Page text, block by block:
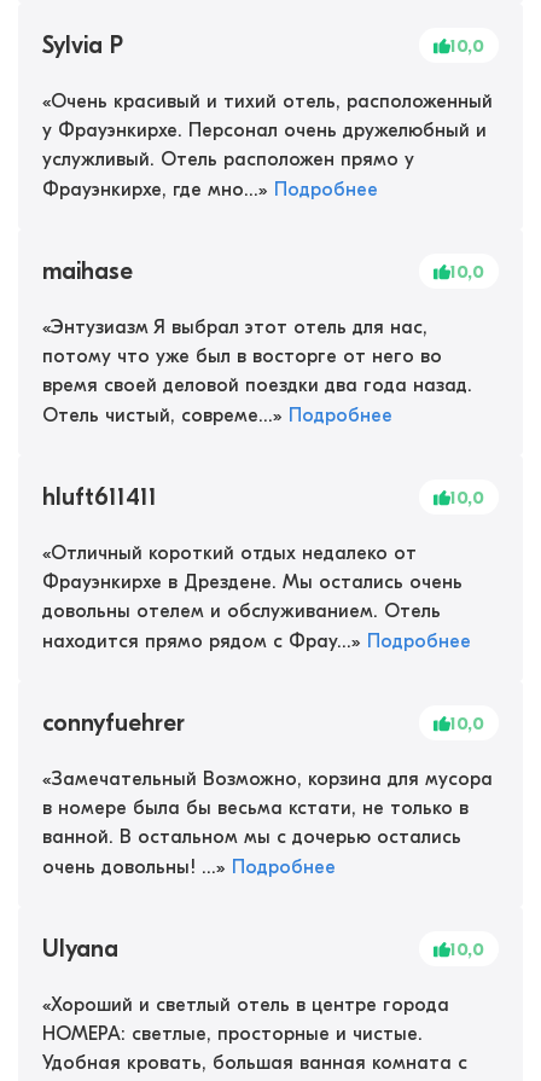
Sylvia P 10,0
«Очень красивый и тихий отель, расположенный
у Фрауэнкирхе. Персонал очень дружелюбный и
услужливый. Отель расположен прямо у
Фрауэнкирхе, где мно...» Подробнее
maihase 10,0
«Энтузиазм Я выбрал этот отель для нас,
потому что уже был в восторге от него во
время своей деловой поездки два года назад.
Отель чистый, совреме...» Подробнее
hluft611411 10,0
«Отличный короткий отдых недалеко от
Фрауэнкирхе в Дрездене. Мы остались очень
довольны отелем и обслуживанием. Отель
находится прямо рядом с Фрау...» Подробнее
connyfuehrer 10,0
«Замечательный Возможно, корзина для мусора
в номере была бы весьма кстати, не только в
ванной. В остальном мы с дочерью остались
очень довольны! ...» Подробнее
Ulyana 10,0
«Хороший и светлый отель в центре города
НОМЕРА: светлые, просторные и чистые.
Удобная кровать, большая ванная комната с